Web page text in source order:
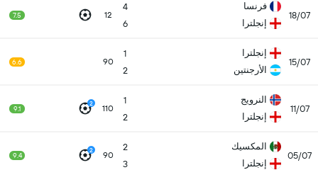
18/07
فرنسا
إنجلترا
4
6
12
7.5
15/07
إنجلترا
الأرجنتين
1
2
90
6.6
11/07
النرويج
إنجلترا
1
2
110
2
9.1
05/07
المكسيك
إنجلترا
2
3
90
2
9.4